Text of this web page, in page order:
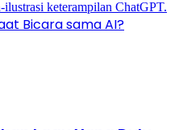
Bicara sama AI?